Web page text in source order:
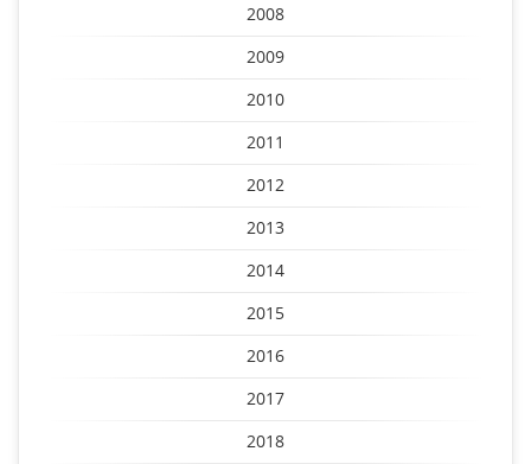
2008
2009
2010
2011
2012
2013
2014
2015
2016
2017
2018